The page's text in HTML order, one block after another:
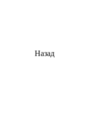
Назад